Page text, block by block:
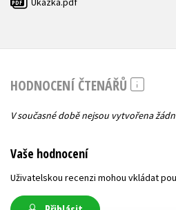
PDF
HODNOCENÍ ČTENÁŘŮ
V současné době nejsou vytvořena
Vaše hodnocení
Uživatelskou recenzi mohou vkládat